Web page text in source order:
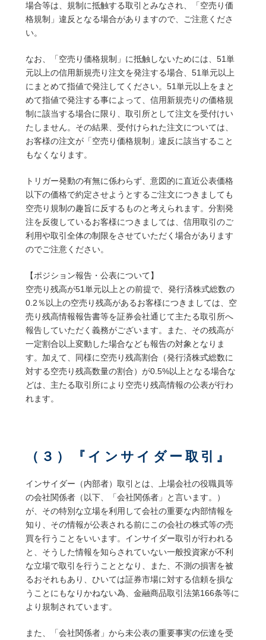
場合等は、規制に抵触する取引とみなされ、「空売り価
格規制」違反となる場合がありますので、ご注意くださ
い。
なお、「空売り価格規制」に抵触しないためには、51単
元以上の信用新規売り注文を発注する場合、51単元以上
にまとめて指値で発注してください。51単元以上をまと
めて指値で発注する事によって、信用新規売りの価格規
制に該当する場合に限り、取引所として注文を受付けい
たしません。その結果、受付けられた注文については、
お客様の注文が「空売り価格規制」違反に該当すること
もなくなります。
トリガー発動の有無に係わらず、意図的に直近公表価格
以下の価格で約定させようとするご注文につきましても
空売り規制の趣旨に反するものと考えられます。分割発
注を反復しているお客様につきましては、信用取引のご
利用や取引全体の制限をさせていただく場合があります
のでご注意ください。
【ポジション報告・公表について】
空売り残高が51単元以上との前提で、発行済株式総数の
0.2％以上の空売り残高があるお客様につきましては、空
売り残高情報報告書等を証券会社通じて主たる取引所へ
報告していただく義務がございます。また、その残高が
一定割合以上変動した場合なども報告の対象となりま
す。加えて、同様に空売り残高割合（発行済株式総数に
対する空売り残高数量の割合）が0.5%以上となる場合な
どは、主たる取引所により空売り残高情報の公表が行わ
れます。
（３）『インサイダー取引』
インサイダー（内部者）取引とは、上場会社の役職員等
の会社関係者（以下、「会社関係者」と言います。）
が、その特別な立場を利用して会社の重要な内部情報を
知り、その情報が公表される前にこの会社の株式等の売
買を行うことをいいます。インサイダー取引が行われる
と、そうした情報を知らされていない一般投資家が不利
な立場で取引を行うこととなり、また、不測の損害を被
るおそれもあり、ひいては証券市場に対する信頼を損な
うことにもなりかねない為、金融商品取引法第166条等に
より規制されています。
また、「会社関係者」から未公表の重要事実の伝達を受